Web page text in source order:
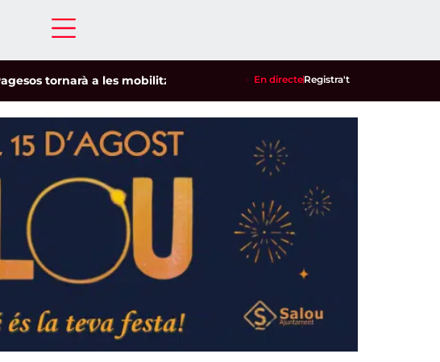
tornarà a les mobilitzacions per defensar els cultius de la garrofa i
En directeRegistra't